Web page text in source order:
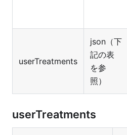
userTreatments
json（下
記の表
を参
照）
userTreatments